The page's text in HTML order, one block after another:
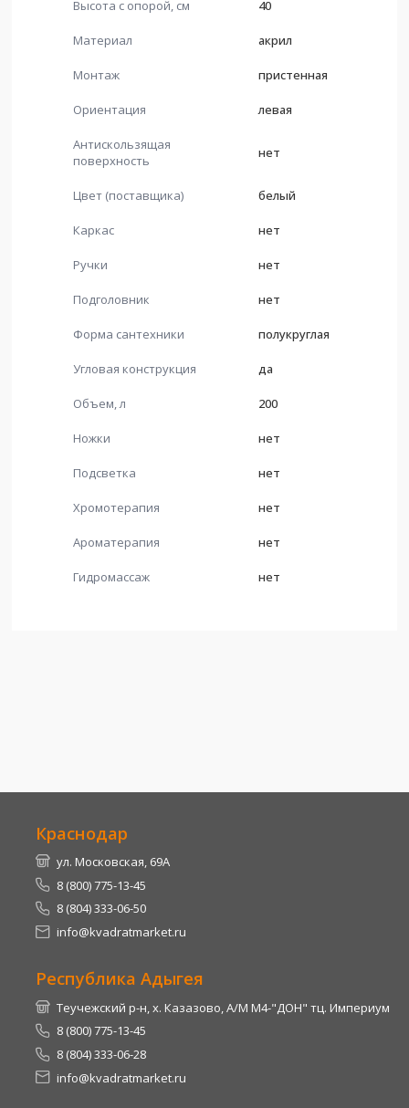
Высота с опорой, см 40
Материал акрил
Монтаж пристенная
Ориентация левая
Антискользящая
поверхность
нет
Цвет (поставщика) белый
Каркас нет
Ручки нет
Подголовник нет
Форма сантехники полукруглая
Угловая конструкция да
Объем, л 200
Ножки нет
Подсветка нет
Хромотерапия нет
Ароматерапия нет
Гидромассаж нет
Краснодар
ул. Московская, 69А
8 (800) 775-13-45
8 (804) 333-06-50
info@kvadratmarket.ru
Республика Адыгея
Теучежский р-н, х. Казазово, А/М М4-"ДОН" тц. Империум
8 (800) 775-13-45
8 (804) 333-06-28
info@kvadratmarket.ru